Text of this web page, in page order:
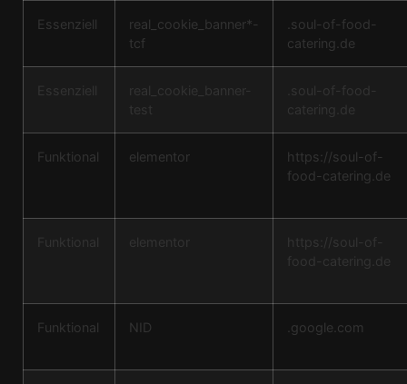
Essenziell
real_cookie_banner*-
tcf
.soul-of-food-
catering.de
Essenziell
real_cookie_banner-
test
.soul-of-food-
catering.de
Funktional elementor
https://soul-of-
food-catering.de
Funktional elementor
https://soul-of-
food-catering.de
Funktional NID .google.com